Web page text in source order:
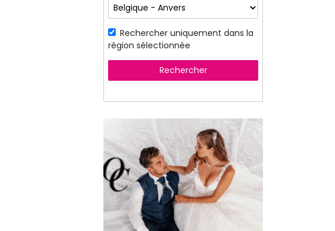
Rechercher uniquement dans la
région sélectionnée
Rechercher